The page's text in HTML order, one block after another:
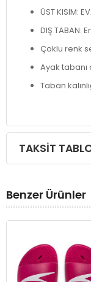
ÜST KISIM:
DIŞ TABAN:
Çoklu renk
Ayak
Taban
TAKSIT
Benzer Ürünler